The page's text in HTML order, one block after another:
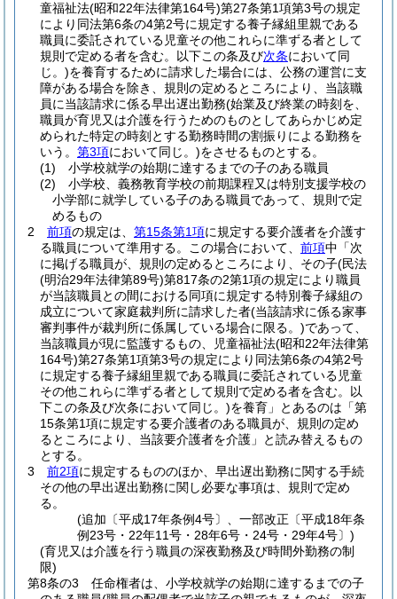
童福祉法(昭和22年法律第164号)第27条第1項第3号の規定
により同法第6条の4第2号に規定する養子縁組里親である
職員に委託されている児童その他これらに準ずる者として
規則で定める者を含む。以下この条及び次条において同
じ。)を養育するために請求した場合には、公務の運営に支
障がある場合を除き、規則の定めるところにより、当該職
員に当該請求に係る早出遅出勤務(始業及び終業の時刻を、
職員が育児又は介護を行うためのものとしてあらかじめ定
められた特定の時刻とする勤務時間の割振りによる勤務を
いう。 第3項において同じ。)をさせるものとする。
(1)
小学校就学の始期に達するまでの子のある職員
(2)
小学校、義務教育学校の前期課程又は特別支援学校の
小学部に就学している子のある職員であって、規則で定
めるもの
2
前項の規定は、 第15条第1項に規定する要介護者を介護す
る職員について準用する。
この場合において、 前項中「次
に掲げる職員が、規則の定めるところにより、その子(民法
(明治29年法律第89号)第817条の2第1項の規定により職員
が当該職員との間における同項に規定する特別養子縁組の
成立について家庭裁判所に請求した者(当該請求に係る家事
審判事件が裁判所に係属している場合に限る。)であって、
当該職員が現に監護するもの、児童福祉法(昭和22年法律第
164号)第27条第1項第3号の規定により同法第6条の4第2号
に規定する養子縁組里親である職員に委託されている児童
その他これらに準ずる者として規則で定める者を含む。以
下この条及び次条において同じ。)を養育」とあるのは「第
15条第1項に規定する要介護者のある職員が、規則の定め
るところにより、当該要介護者を介護」と読み替えるもの
とする。
3
前2項に規定するもののほか、早出遅出勤務に関する手続
その他の早出遅出勤務に関し必要な事項は、規則で定め
る。
(追加〔平成17年条例4号〕、一部改正〔平成18年条
例23号・22年11号・28年6号・24号・29年4号〕)
(育児又は介護を行う職員の深夜勤務及び時間外勤務の制
限)
第8条の3
任命権者は、小学校就学の始期に達するまでの子